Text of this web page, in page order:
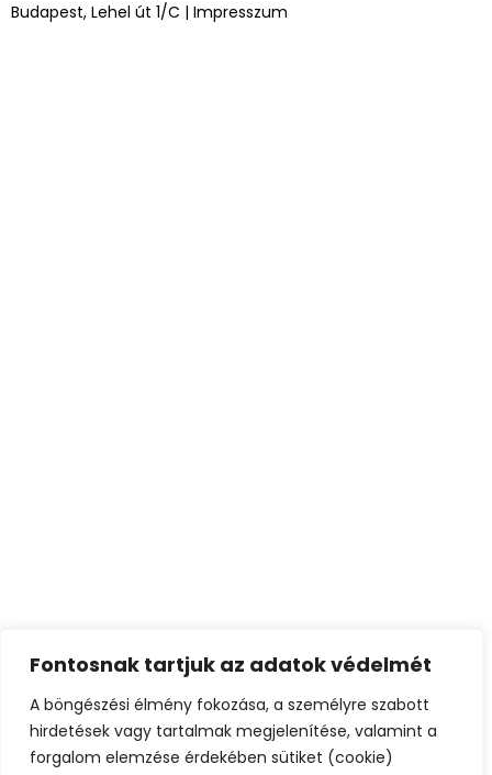
Fontosnak tartjuk az adatok védelmét
A böngészési élmény fokozása, a személyre szabott
hirdetések vagy tartalmak megjelenítése, valamint a
forgalom elemzése érdekében sütiket (cookie)
Budapest, Lehel út 1/C | Impresszum